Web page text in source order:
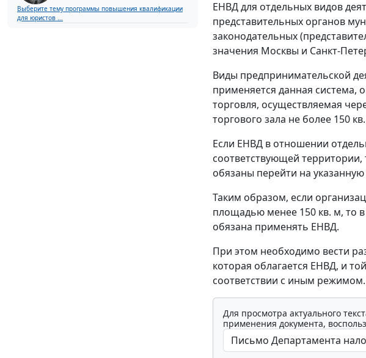
Выберите тему программы повышения квалификации
для юристов ...
ЕНВД для отдельных видов
представительных органов
законодательных
значения Москвы и Санкт-
Виды предпринимательской
применяется данная система,
торговля, осуществляемая
торгового зала не более 150
Если ЕНВД в отношении
соответствующей
обязаны перейти на
Таким образом, если
площадью менее 150 кв. м, то
обязана применять ЕНВД.
При этом необходимо вести
которая облагается ЕНВД, и
соответствии с иным режимом.
Для просмотра актуального
применения документа,